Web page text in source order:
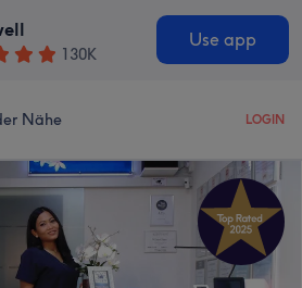
130K
Use app
Nähe LOGIN